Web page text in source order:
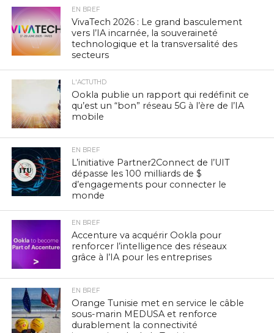
EN BREF
VivaTech 2026 : Le grand basculement
vers l’IA incarnée, la souveraineté
technologique et la transversalité des
secteurs
L'ACTUTHD
Ookla publie un rapport qui redéfinit ce
qu’est un “bon” réseau 5G à l’ère de l’IA
mobile
EN BREF
L’initiative Partner2Connect de l’UIT
dépasse les 100 milliards de $
d’engagements pour connecter le
monde
EN BREF
Accenture va acquérir Ookla pour
renforcer l’intelligence des réseaux
grâce à l’IA pour les entreprises
EN BREF
Orange Tunisie met en service le câble
sous-marin MEDUSA et renforce
durablement la connectivité